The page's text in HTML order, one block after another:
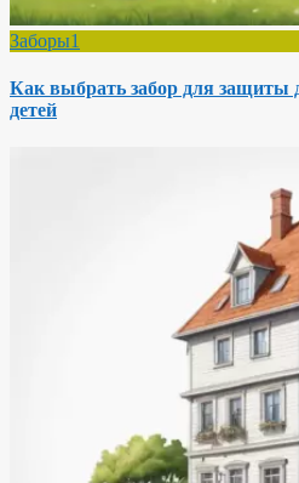
Заборы1
Как выбрать забор для защиты
детей